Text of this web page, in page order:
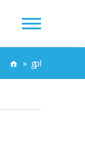
» gpl